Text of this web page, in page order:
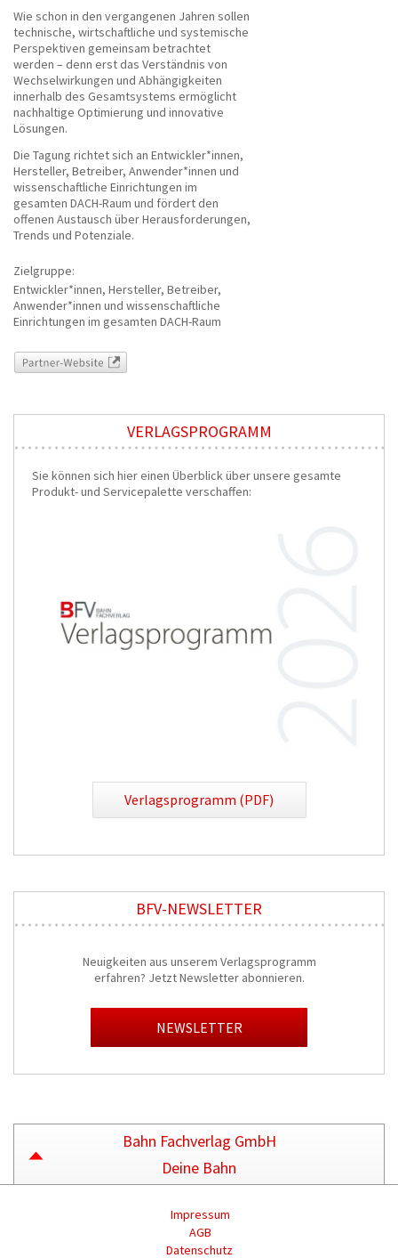
Wie schon in den vergangenen Jahren sollen
technische, wirtschaftliche und systemische
Perspektiven gemeinsam betrachtet
werden – denn erst das Verständnis von
Wechselwirkungen und Abhängigkeiten
innerhalb des Gesamtsystems ermöglicht
nachhaltige Optimierung und innovative
Lösungen.
Die Tagung richtet sich an Entwickler*innen,
Hersteller, Betreiber, Anwender*innen und
wissenschaftliche Einrichtungen im
gesamten DACH-Raum und fördert den
offenen Austausch über Herausforderungen,
Trends und Potenziale.
Zielgruppe:
Entwickler*innen, Hersteller, Betreiber,
Anwender*innen und wissenschaftliche
Einrichtungen im gesamten DACH-Raum
Partner-Website
VERLAGSPROGRAMM
Sie können sich hier einen Überblick über unsere gesamte
Produkt- und Servicepalette verschaffen:
Verlagsprogramm (PDF)
BFV-NEWSLETTER
Neuigkeiten aus unserem Verlagsprogramm
erfahren? Jetzt Newsletter abonnieren.
NEWSLETTER
Bahn Fachverlag GmbH
Deine Bahn
Impressum
AGB
Datenschutz